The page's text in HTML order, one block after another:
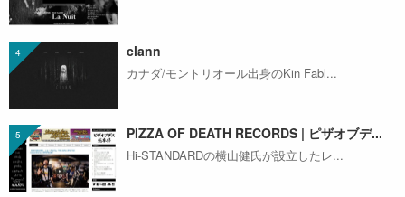
clann
カナダ/モントリオール出身のKin Fabl...
PIZZA OF DEATH RECORDS | ピザオブデ...
Hi-STANDARDの横山健氏が設立したレ...